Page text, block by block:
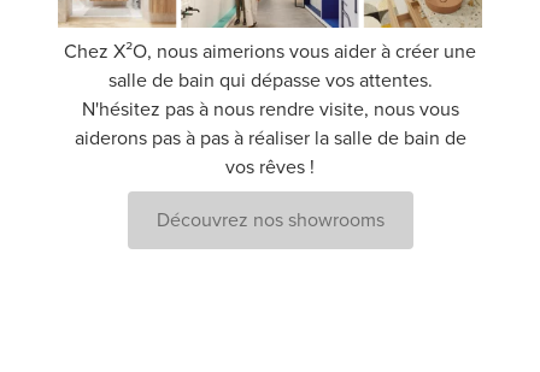
Chez X²O, nous aimerions vous aider à créer une
salle de bain qui dépasse vos attentes.
N'hésitez pas à nous rendre visite, nous vous
aiderons pas à pas à réaliser la salle de bain de
vos rêves !
Découvrez nos showrooms